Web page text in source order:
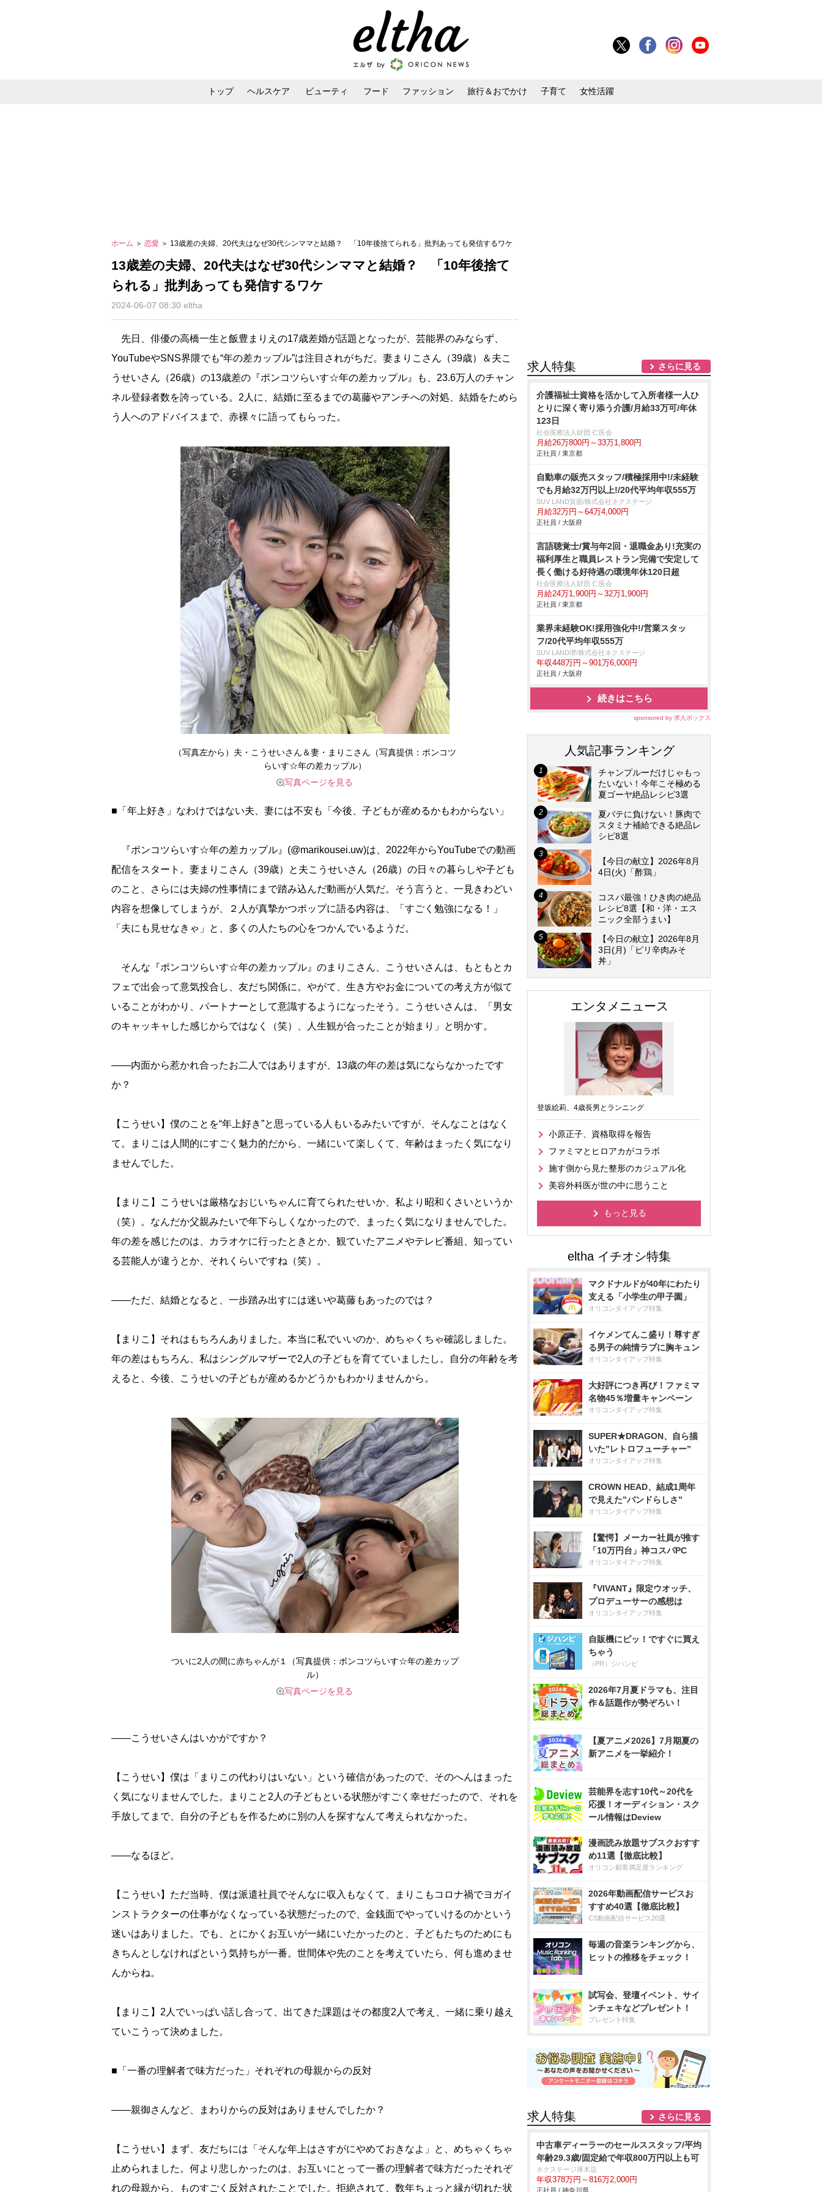
トップ ヘルスケア ビューティ フード ファッション 旅行＆おでかけ 子育て 女性活躍
ホーム ＞ 恋愛 ＞ 13歳差の夫婦、20代夫はなぜ30代シンママと結婚？ 「10年後捨てられる」批判あっても発信するワケ
13歳差の夫婦、20代夫はなぜ30代シンママと結婚？ 「10年後捨て
られる」批判あっても発信するワケ
2024-06-07 08:30 eltha
先日、俳優の高橋一生と飯豊まりえの17歳差婚が話題となったが、芸能界のみならず、
YouTubeやSNS界隈でも“年の差カップル”は注目されがちだ。妻まりこさん（39歳）＆夫こ
うせいさん（26歳）の13歳差の『ポンコツらいす☆年の差カップル』も、23.6万人のチャン
ネル登録者数を誇っている。2人に、結婚に至るまでの葛藤やアンチへの対処、結婚をためら
う人へのアドバイスまで、赤裸々に語ってもらった。
（写真左から）夫・こうせいさん＆妻・まりこさん（写真提供：ポンコツ
らいす☆年の差カップル）
写真ページを見る
■「年上好き」なわけではない夫、妻には不安も「今後、子どもが産めるかもわからない」
『ポンコツらいす☆年の差カップル』(@marikousei.uw)は、2022年からYouTubeでの動画
配信をスタート。妻まりこさん（39歳）と夫こうせいさん（26歳）の日々の暮らしや子ども
のこと、さらには夫婦の性事情にまで踏み込んだ動画が人気だ。そう言うと、一見きわどい
内容を想像してしまうが、２人が真摯かつポップに語る内容は、「すごく勉強になる！」
「夫にも見せなきゃ」と、多くの人たちの心をつかんでいるようだ。
そんな『ポンコツらいす☆年の差カップル』のまりこさん、こうせいさんは、もともとカ
フェで出会って意気投合し、友だち関係に。やがて、生き方やお金についての考え方が似て
いることがわかり、パートナーとして意識するようになったそう。こうせいさんは、「男女
のキャッキャした感じからではなく（笑）、人生観が合ったことが始まり」と明かす。
――内面から惹かれ合ったお二人ではありますが、13歳の年の差は気にならなかったです
か？
【こうせい】僕のことを“年上好き”と思っている人もいるみたいですが、そんなことはなく
て。まりこは人間的にすごく魅力的だから、一緒にいて楽しくて、年齢はまったく気になり
ませんでした。
【まりこ】こうせいは厳格なおじいちゃんに育てられたせいか、私より昭和くさいというか
（笑）。なんだか父親みたいで年下らしくなかったので、まったく気になりませんでした。
年の差を感じたのは、カラオケに行ったときとか、観ていたアニメやテレビ番組、知ってい
る芸能人が違うとか、それくらいですね（笑）。
――ただ、結婚となると、一歩踏み出すには迷いや葛藤もあったのでは？
【まりこ】それはもちろんありました。本当に私でいいのか、めちゃくちゃ確認しました。
年の差はもちろん、私はシングルマザーで2人の子どもを育てていましたし。自分の年齢を考
えると、今後、こうせいの子どもが産めるかどうかもわかりませんから。
ついに2人の間に赤ちゃんが１（写真提供：ポンコツらいす☆年の差カップ
ル）
写真ページを見る
――こうせいさんはいかがですか？
【こうせい】僕は「まりこの代わりはいない」という確信があったので、そのへんはまった
く気になりませんでした。まりこと2人の子どもといる状態がすごく幸せだったので、それを
手放してまで、自分の子どもを作るために別の人を探すなんて考えられなかった。
――なるほど。
【こうせい】ただ当時、僕は派遣社員でそんなに収入もなくて、まりこもコロナ禍でヨガイ
ンストラクターの仕事がなくなっている状態だったので、金銭面でやっていけるのかという
迷いはありました。でも、とにかくお互いが一緒にいたかったのと、子どもたちのためにも
きちんとしなければという気持ちが一番。世間体や先のことを考えていたら、何も進めませ
んからね。
【まりこ】2人でいっぱい話し合って、出てきた課題はその都度2人で考え、一緒に乗り越え
ていこうって決めました。
■「一番の理解者で味方だった」それぞれの母親からの反対
――親御さんなど、まわりからの反対はありませんでしたか？
【こうせい】まず、友だちには「そんな年上はさすがにやめておきなよ」と、めちゃくちゃ
止められました。何より悲しかったのは、お互いにとって一番の理解者で味方だったそれぞ
れの母親から、ものすごく反対されたことでした。拒絶されて、数年ちょっと縁が切れた状
求人特集 さらに見る
介護福祉士資格を活かして入所者様一人ひ
とりに深く寄り添う介護/月給33万可/年休
123日
社会医療法人財団 仁医会
月給26万800円～33万1,800円
正社員 / 東京都
自動車の販売スタッフ/積極採用中!/未経験
でも月給32万円以上!/20代平均年収555万
SUV LAND箕面/株式会社ネクステージ
月給32万円～64万4,000円
正社員 / 大阪府
言語聴覚士/賞与年2回・退職金あり!充実の
福利厚生と職員レストラン完備で安定して
長く働ける好待遇の環境年休120日超
社会医療法人財団 仁医会
月給24万1,900円～32万1,900円
正社員 / 東京都
業界未経験OK!採用強化中!/営業スタッ
フ/20代平均年収555万
SUV LAND堺/株式会社ネクステージ
年収448万円～901万6,000円
正社員 / 大阪府
続きはこちら
sponsored by 求人ボックス
人気記事ランキング
チャンプルーだけじゃもっ
たいない！今年こそ極める
夏ゴーヤ絶品レシピ3選
夏バテに負けない！豚肉で
スタミナ補給できる絶品レ
シピ8選
【今日の献立】2026年8月
4日(火)「酢鶏」
コスパ最強！ひき肉の絶品
レシピ8選【和・洋・エス
ニック全部うまい】
【今日の献立】2026年8月
3日(月)「ピリ辛肉みそ
丼」
エンタメニュース
登坂絵莉、4歳長男とランニング
小原正子、資格取得を報告
ファミマとヒロアカがコラボ
施す側から見た整形のカジュアル化
美容外科医が世の中に思うこと
もっと見る
マクドナルドが40年にわたり
支える「小学生の甲子園」
オリコンタイアップ特集
イケメンてんこ盛り！尊すぎ
る男子の純情ラブに胸キュン
オリコンタイアップ特集
大好評につき再び！ファミマ
名物45％増量キャンペーン
オリコンタイアップ特集
SUPER★DRAGON、自ら描
いた”レトロフューチャー”
オリコンタイアップ特集
CROWN HEAD、結成1周年
で見えた”バンドらしさ”
オリコンタイアップ特集
【驚愕】メーカー社員が推す
「10万円台」神コスパPC
オリコンタイアップ特集
『VIVANT』限定ウオッチ、
プロデューサーの感想は
オリコンタイアップ特集
自販機にピッ！ですぐに買え
ちゃう
（PR）ジハンピ
2026年7月夏ドラマも、注目
作＆話題作が勢ぞろい！
【夏アニメ2026】7月期夏の
新アニメを一挙紹介！
芸能界を志す10代～20代を
応援！オーディション・スク
ール情報はDeview
漫画読み放題サブスクおすす
め11選【徹底比較】
オリコン顧客満足度ランキング
2026年動画配信サービスお
すすめ40選【徹底比較】
CS動画配信サービス20選
毎週の音楽ランキングから、
ヒットの推移をチェック！
試写会、登壇イベント、サイ
ンチェキなどプレゼント！
プレゼント特集
求人特集 さらに見る
中古車ディーラーのセールススタッフ/平均
年齢29.3歳/固定給で年収800万円以上も可
ネクステージ厚木店
年収378万円～816万2,000円
正社員 / 神奈川県